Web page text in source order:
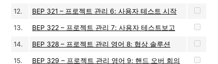
12. BEP 321 – 프로젝트 관리 6: 사용자 테스트 시작
13. BEP 322 – 프로젝트 관리 7: 사용자 테스트보고
14. BEP 328 – 프로젝트 관리 영어 8: 협상 솔루션
15. BEP 329 – 프로젝트 관리 영어 9: 핸드 오버 회의